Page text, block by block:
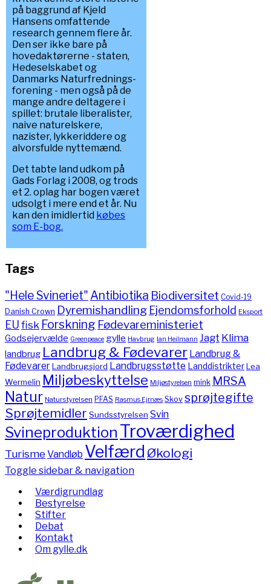
på baggrund af Kjeld
Hansens omfattende
research gennem flere år.
Den ser ikke bare på
hovedaktørerne - staten,
Hedeselskabet og
Danmarks Naturfrednings-
forening - men også på de
mange andre deltagere i
spillet: brutale liberalister,
naive naturelskere,
nazister, lykkeriddere og
alvorsfulde nyttemænd.
Det tabte land udkom på
Gads Forlag i 2008, og trods
et 2. oplag har bogen været
udsolgt i mere end et år. Nu
kan den imidlertid købes
som E-bog.
Tags
"Hele Svineriet" Antibiotika Biodiversitet Covid-19
Danish Crown Dyremishandling Ejendomsforhold Eksport
EUfisk Forskning Fødevareministeriet
Godsejervælde Greenpeace gylle Havbrug Ian Heilmann Jagt Klima
landbrug Landbrug & Fødevarer Landbrug &
FødevarerLandbrugsjord Landbrugsstøtte LanddistrikterLea
Wermelin Miljøbeskyttelse Miljøstyrelsen mink MRSA
Natur Naturstyrelsen PFAS Rasmus Ejrnæs Skov sprøjtegifte
Sprøjtemidler Sundsstyrelsen Svin
Svineproduktion Troværdighed
TurismeVandløb Velfærd Økologi
Toggle sidebar & navigation
Værdigrundlag
Bestyrelse
Stifter
Debat
Kontakt
Om gylle.dk